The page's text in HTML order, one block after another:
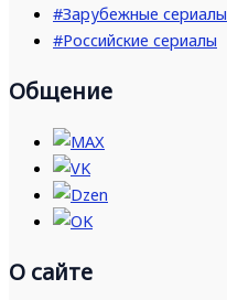
#Зарубежные сериалы
#Российские сериалы
Общение
О сайте